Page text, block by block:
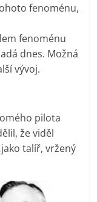
fenoménu,
fenoménu
dnes. Možná
vývoj.
pilota
že viděl
talíř, vržený